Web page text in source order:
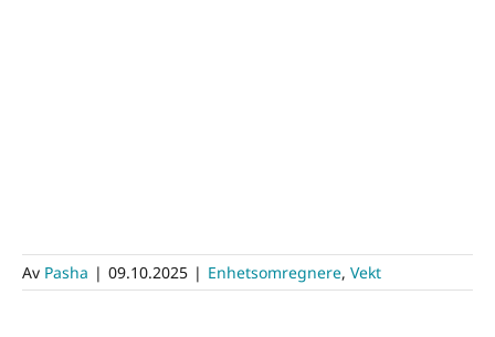
Av Pasha | 09.10.2025 | Enhetsomregnere, Vekt